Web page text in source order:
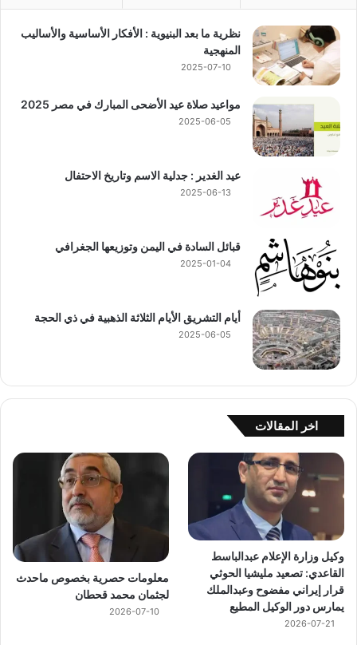
نظرية ما بعد البنيوية : الأفكار الأساسية والأساليب
المنهجية
2025-07-10
مواعيد صلاة عيد الأضحى المبارك في مصر 2025
2025-06-05
عيد الغدير : جدلية الاسم وتاريخ الاحتفال
2025-06-13
قبائل السادة في اليمن وتوزيعها الجغرافي
2025-01-04
أيام التشريق الأيام الثلاثة الذهبية في ذي الحجة
2025-06-05
اخر المقالات
وكيل وزارة الإعلام عبدالباسط
القاعدي: تصعيد مليشيا الحوثي
قرار إيراني مفضوح وعبدالملك
يمارس دور الوكيل المطيع
2026-07-21
معلومات حصرية بخصوص ماحدث
لجثمان محمد قحطان
2026-07-10